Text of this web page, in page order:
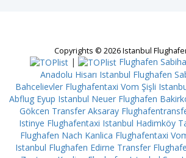
Copyrights © 2026 Istanbul
|
Flughafen
Anadolu Hisarı Istanbul Flughafen
Bahcelievler Flughafentaxi Vom Şişli
Abflug Eyup Istanbul Neuer Flughafen
Gökcen Transfer Aksaray
Istinye Flughafentaxi Istanbul Hadimköy
Flughafen Nach Kanlica Flughafentaxi
Istanbul Flughafen Edirne Transfer